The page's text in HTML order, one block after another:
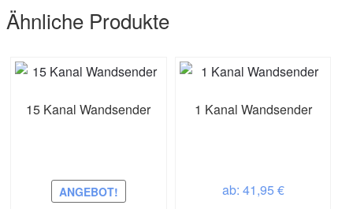
Ähnliche Produkte
15 Kanal Wandsender
ANGEBOT!
1 Kanal Wandsender
41,95 €